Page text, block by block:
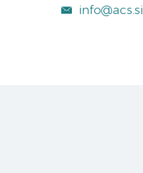
info@acs.si